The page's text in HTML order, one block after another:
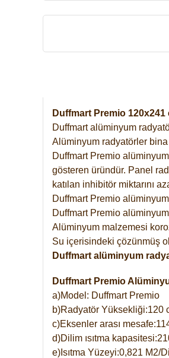
Duffmart Premio
Duffmart alüminyum
Alüminyum radyatörler bina
Duffmart Premio
gösteren üründür. Panel
katılan inhibitör miktarını
Duffmart Premio
Duffmart Premio
Alüminyum malzemesi
Su içerisindeki çözünmüş
Duffmart alüminyum
Duffmart Premio
a)Model: Duffmart Premio
b)Radyatör Yüksekliği:120
c)Eksenler arası
d)Dilim ısıtma
e)Isıtma Yüzeyi:0,821 M2/